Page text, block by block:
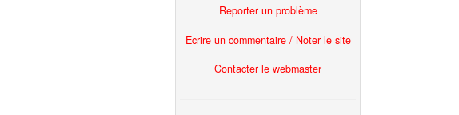
Reporter un problème
Ecrire un commentaire / Noter le site
Contacter le webmaster